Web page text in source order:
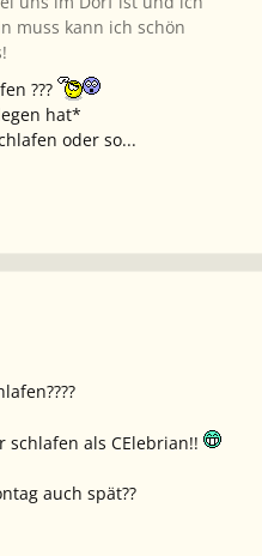
muss kann ich schön
???
hat*
oder so...
schlafen als CElebrian!!
auch spät??